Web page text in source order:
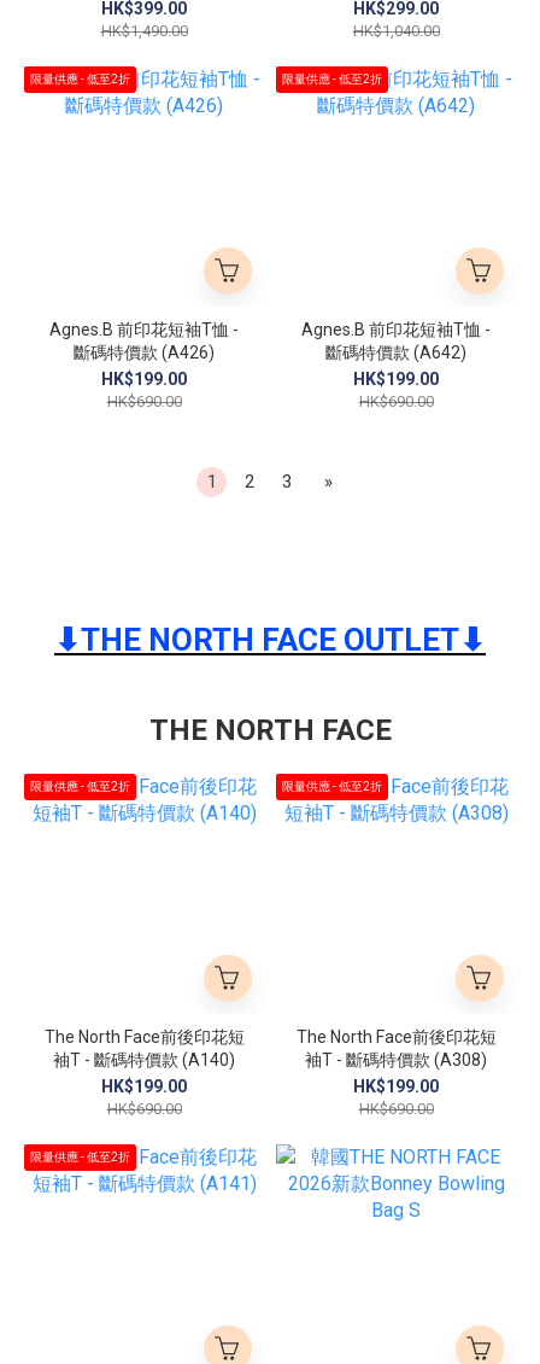
HK$399.00
HK$1,490.00
HK$299.00
HK$1,040.00
限量供應 - 低至2折
Agnes.B 前印花短袖T恤 -
斷碼特價款 (A426)
HK$199.00
HK$690.00
限量供應 - 低至2折
Agnes.B 前印花短袖T恤 -
斷碼特價款 (A642)
HK$199.00
HK$690.00
1 2 3 »
⬇︎THE NORTH FACE OUTLET⬇︎
THE NORTH FACE
限量供應 - 低至2折
The North Face前後印花短
袖T - 斷碼特價款 (A140)
HK$199.00
HK$690.00
限量供應 - 低至2折
The North Face前後印花短
袖T - 斷碼特價款 (A308)
HK$199.00
HK$690.00
限量供應 - 低至2折